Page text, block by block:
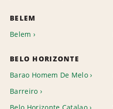
BELEM
Belem
BELO HORIZONTE
Barao Homem De Melo
Barreiro